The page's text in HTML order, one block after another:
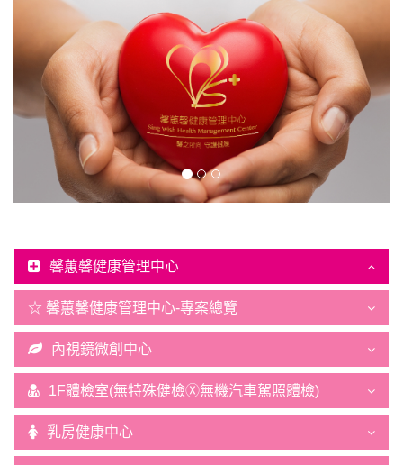
馨蕙馨健康管理中心
☆ 馨蕙馨健康管理中心-專案總覽
內視鏡微創中心
1F體檢室(無特殊健檢Ⓧ無機汽車駕照體檢)
乳房健康中心